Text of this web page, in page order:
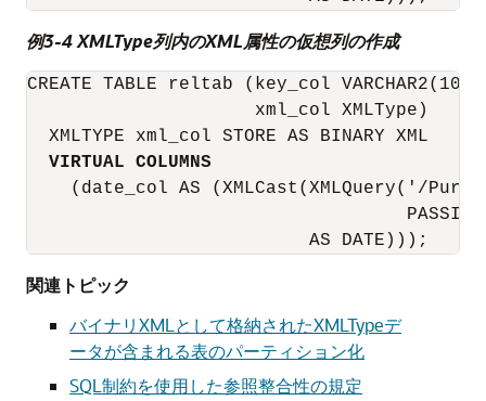
例3-4 XMLType列内のXML属性の仮想列の作成
CREATE TABLE reltab (key_col VARCHAR2(10)
                     xml_col XMLType)
  XMLTYPE xml_col STORE AS BINARY XML
VIRTUAL COLUMNS
(date_col AS (XMLCast(XMLQuery('/
関連トピック
バイナリXMLとして格納されたXMLTypeデ
ータが含まれる表のパーティション化
SQL制約を使用した参照整合性の規定